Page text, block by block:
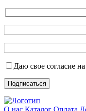
Даю свое согласие